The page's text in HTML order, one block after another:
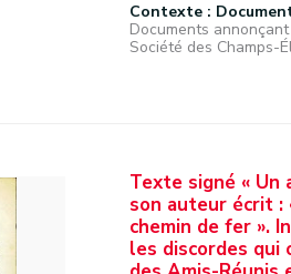
Contexte :
Documents
Société des Champs-
Texte signé « Un
son auteur écrit :
chemin de fer ».
les discordes qui